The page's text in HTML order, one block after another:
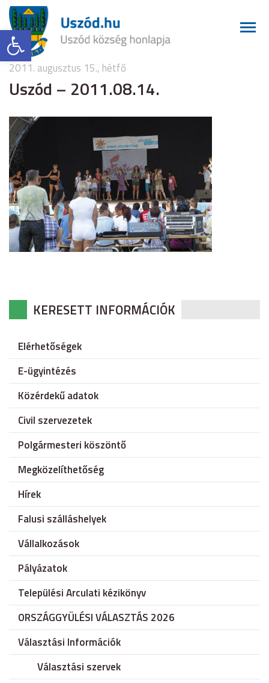
Eszköztár megnyitása
2011. augusztus 15., hétfő
Uszód – 2011.08.14.
KERESETT INFORMÁCIÓK
Elérhetőségek
E-ügyintézés
Közérdekű adatok
Civil szervezetek
Polgármesteri köszöntő
Megközelíthetőség
Hírek
Falusi szálláshelyek
Vállalkozások
Pályázatok
Települési Arculati kézikönyv
ORSZÁGGYÜLÉSI VÁLASZTÁS 2026
Választási Információk
Választási szervek